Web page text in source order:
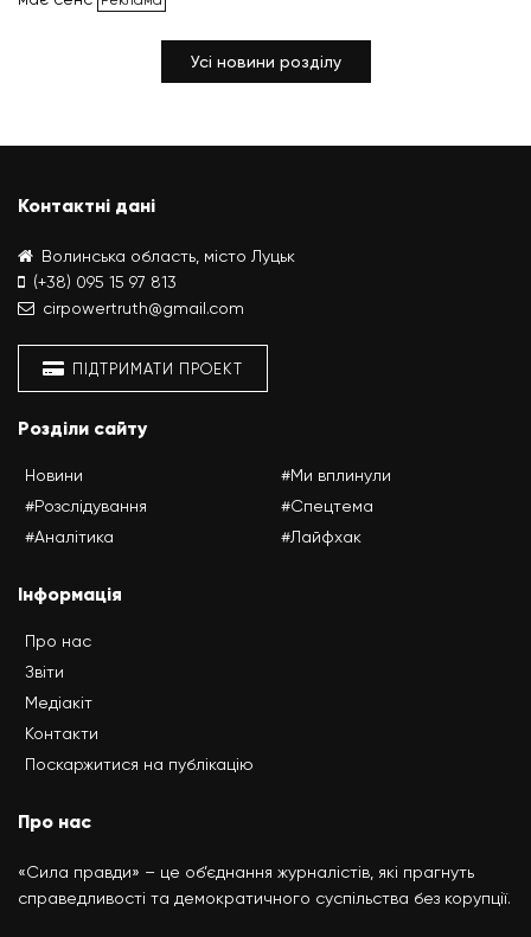
Усі новини розділу
Контактні дані
Волинська область, місто Луцьк
(+38) 095 15 97 813
cirpowertruth@gmail.com
ПІДТРИМАТИ ПРОЕКТ
Розділи сайту
Новини
#Розслідування
#Аналітика
#Ми вплинули
#Спецтема
#Лайфхак
Інформація
Про нас
Звіти
Медіакіт
Контакти
Поскаржитися на публікацію
Про нас
«Сила правди» – це об’єднання журналістів, які прагнуть
справедливості та демократичного суспільства без корупції.